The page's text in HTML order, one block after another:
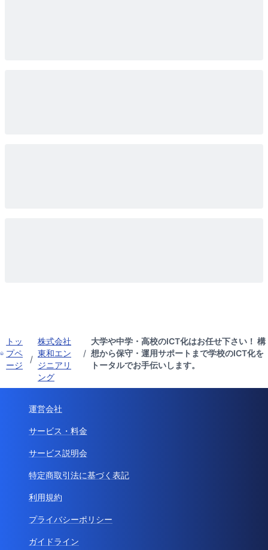
トッ
プペ
ージ
/
株式会社
東和エン
ジニアリ
ング
/
大学や中学・高校のICT化はお任せ下さい！ 構
想から保守・運用サポートまで学校のICT化を
トータルでお手伝いします。
運営会社
サービス・料金
サービス説明会
特定商取引法に基づく表記
利用規約
プライバシーポリシー
ガイドライン